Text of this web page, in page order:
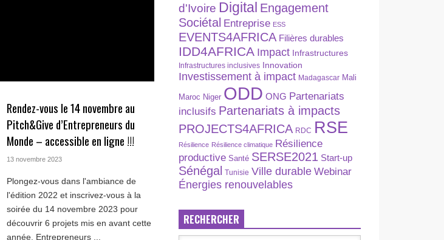
Rendez-vous le 14 novembre au
Pitch&Give d’Entrepreneurs du
Monde – accessible en ligne !!!
13 novembre 2023
Plongez-vous dans l'ambiance de
l'édition 2022 et inscrivez-vous à la
soirée du 14 novembre 2023 pour
découvrir 6 projets mis en avant cette
année. Entrepreneurs ...
d'Ivoire Digital Engagement
Sociétal Entreprise ESS
EVENTS4AFRICA Filières durables
IDD4AFRICA Impact Infrastructures
Infrastructures inclusives Innovation
Investissement à impact Madagascar Mali
Maroc Niger ODD ONG Partenariats
inclusifs Partenariats à impacts
PROJECTS4AFRICA RDC RSE
Résilience Résilience climatique Résilience
productive Santé SERSE2021 Start-up
Sénégal Tunisie Ville durable Webinar
Énergies renouvelables
RECHERCHER